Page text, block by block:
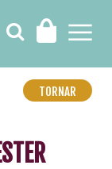
TORNAR